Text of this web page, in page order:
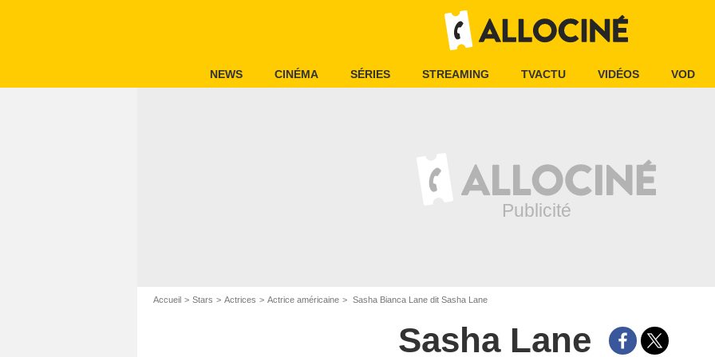
NEWS CINÉMA SÉRIES STREAMING TVACTU VIDÉOS VOD
Accueil Stars Actrices Actrice américaine Sasha Bianca Lane dit Sasha Lane
Sasha Lane